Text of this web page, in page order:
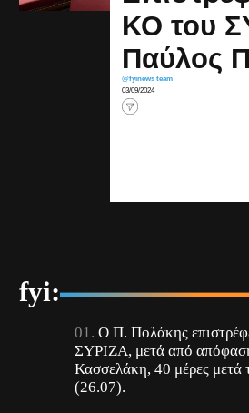
ΚΟ του
Παύλος
@fyinews team
03/09/2024
fyi:
Ο Π. Πολάκης
ΣΥΡΙΖΑ, μετά από
Κασσελάκη, 40 μέρες μετά
(26.07).